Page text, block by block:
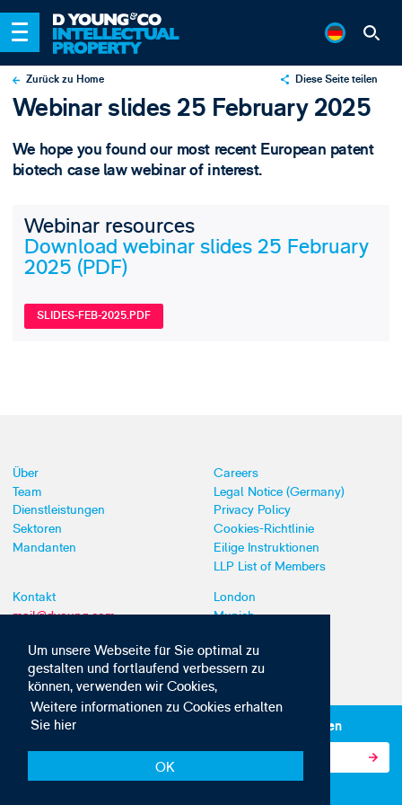
Um unsere Webseite für Sie optimal zu
gestalten und fortlaufend verbessern zu
können, verwenden wir Cookies,
Weitere informationen zu Cookies erhalten
Sie hier
OK
Zurück zu Home Diese Seite teilen
X
Webinar slides 25 February 2025
We hope you found our most recent European patent
biotech case law webinar of interest.
Webinar resources
Download webinar slides 25 February
2025 (PDF)
SLIDES-FEB-2025.PDF
Über
Team
Dienstleistungen
Sektoren
Mandanten
Careers
Legal Notice (Germany)
Privacy Policy
Cookies-Richtlinie
Eilige Instruktionen
LLP List of Members
Kontakt
mail@dyoung.com
London
Munich
Abonnieren Sie unsere IP-News und -Kommunikationen